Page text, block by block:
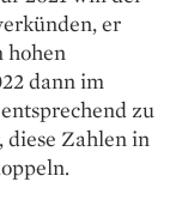
er
hohen
dann im
zu
diese Zahlen in